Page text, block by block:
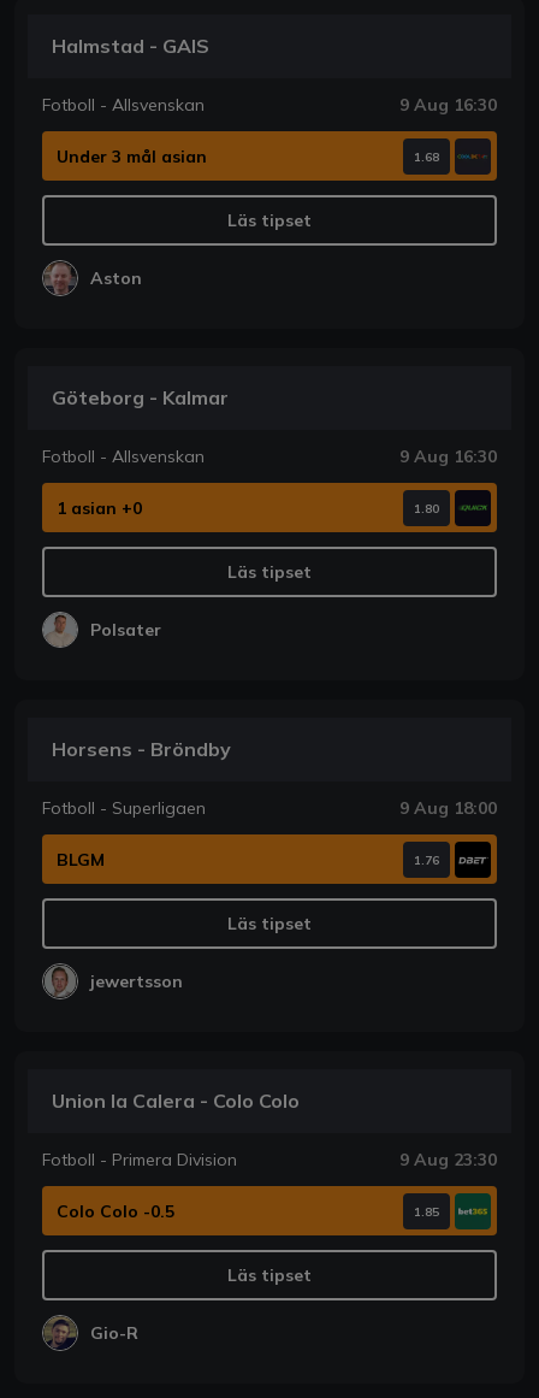
Halmstad - GAIS
Fotboll - Allsvenskan 9 Aug 16:30
Under 3 mål asian 1.68
Läs tipset
Aston
Göteborg - Kalmar
Fotboll - Allsvenskan 9 Aug 16:30
1 asian +0 1.80
Läs tipset
Polsater
Horsens - Bröndby
Fotboll - Superligaen 9 Aug 18:00
BLGM 1.76
Läs tipset
jewertsson
Union la Calera - Colo Colo
Fotboll - Primera Division 9 Aug 23:30
Colo Colo -0.5 1.85
Läs tipset
Gio-R